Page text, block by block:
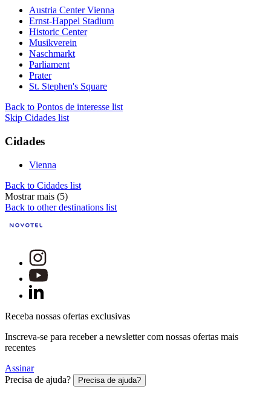
Austria Center Vienna
Ernst-Happel Stadium
Historic Center
Musikverein
Naschmarkt
Parliament
Prater
St. Stephen's Square
Back to Pontos de interesse list
Skip Cidades list
Cidades
Vienna
Back to Cidades list
Mostrar mais (5)
Back to other destinations list
Receba nossas ofertas exclusivas
Inscreva-se para receber a newsletter com nossas ofertas mais
recentes
Assinar
Precisa de ajuda?
Precisa de ajuda?